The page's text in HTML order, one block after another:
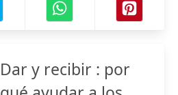
Dar y recibir : por